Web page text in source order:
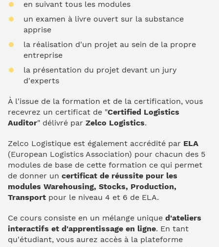
en suivant tous les modules
un examen à livre ouvert sur la substance
apprise
la réalisation d'un projet au sein de la propre
entreprise
la présentation du projet devant un jury
d'experts
À l'issue de la formation et de la certification, vous
recevrez un certificat de "Certified Logistics
Auditor" délivré par Zelco Logistics.
Zelco Logistique est également accrédité par ELA
(European Logistics Association) pour chacun des 5
modules de base de cette formation ce qui permet
de donner un certificat de réussite pour les
modules Warehousing, Stocks, Production,
Transport pour le niveau 4 et 6 de ELA.
Ce cours consiste en un mélange unique d'ateliers
interactifs et d'apprentissage en ligne. En tant
qu'étudiant, vous aurez accès à la plateforme